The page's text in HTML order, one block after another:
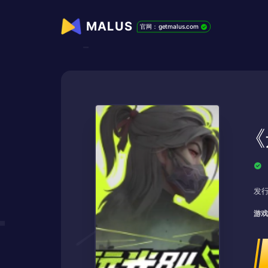
MALUS 官网：getmalus.com
发
游